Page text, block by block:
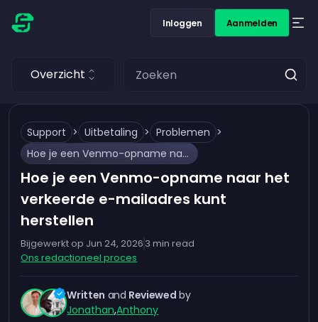
Inloggen Aanmelden
Overzicht
Support > Uitbetaling > Problemen >
Hoe je een Venmo-opname naar het verkeerde e-mailadres kunt herstellen
Hoe je een Venmo-opname naar het
verkeerde e-mailadres kunt
herstellen
Bijgewerkt op Jun 24, 2026 3 min read
Ons redactioneel proces
Written and Reviewed by
Jonathan,Anthony